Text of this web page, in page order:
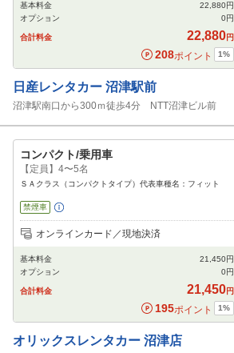
カーナビ
基本料金 22,880円
オプション
0円
合計料金 22,880円
208ポイント 1%
日産レンタカー 沼津駅前
沼津駅南口から300ｍ徒歩4分 NTT沼津ビル前
コンパクト/乗用車
【定員】4〜5名
ＳＡクラス（コンパクトタイプ）代表車種名：フィット
禁煙車
追加可能オプション
（次画面で選択ができます）
カーナビ
オンラインカード／現地決済
基本料金 21,450円
オプション
0円
合計料金 21,450円
195ポイント 1%
オリックスレンタカー 沼津店